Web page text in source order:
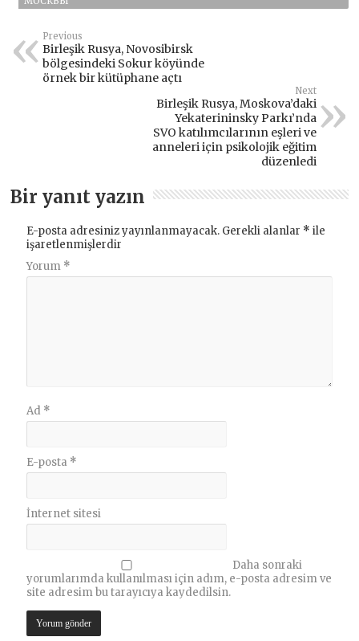
Previous
Birleşik Rusya, Novosibirsk
bölgesindeki Sokur köyünde
örnek bir kütüphane açtı
Next
Birleşik Rusya, Moskova’daki
Yekaterininsky Parkı’nda
SVO katılımcılarının eşleri ve
anneleri için psikolojik eğitim
düzenledi
Bir yanıt yazın
E-posta adresiniz yayınlanmayacak. Gerekli alanlar * ile
işaretlenmişlerdir
Yorum *
Ad *
E-posta *
İnternet sitesi
Daha sonraki
yorumlarımda kullanılması için adım, e-posta adresim ve
site adresim bu tarayıcıya kaydedilsin.